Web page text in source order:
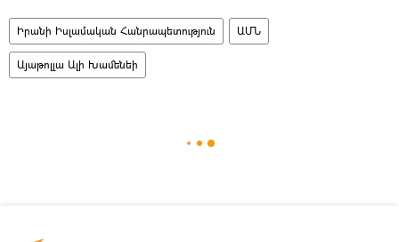
Իրանի Իսլամական Հանրապետություն ԱՄՆ
Այաթոլլա Ալի Խամենեի